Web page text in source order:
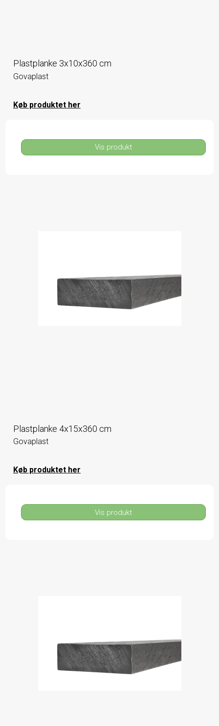
Plastplanke 3x10x360 cm
Govaplast
Køb produktet her
Vis produkt
Plastplanke 4x15x360 cm
Govaplast
Køb produktet her
Vis produkt